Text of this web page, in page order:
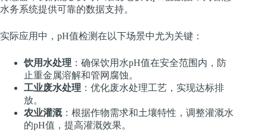
水务系统提供可靠的数据支持。
实际应用中，pH值检测在以下场景中尤为关键：
饮用水处理 ：确保饮用水pH值在安全范围内，防
止重金属溶解和管网腐蚀。
工业废水处理 ：优化废水处理工艺，实现达标排
放。
农业灌溉：根据作物需求和土壤特性，调整灌溉水
的pH值，提高灌溉效果。